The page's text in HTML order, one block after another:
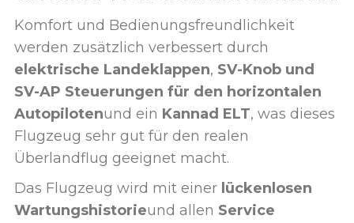
Komfort und Bedienungsfreundlichkeit
werden zusätzlich verbessert durch
elektrische Landeklappen, SV-Knob und
SV-AP Steuerungen für den horizontalen
Autopilotenund ein Kannad ELT, was dieses
Flugzeug sehr gut für den realen
Überlandflug geeignet macht.
Das Flugzeug wird mit einer lückenlosen
Wartungshistorieund allen Service